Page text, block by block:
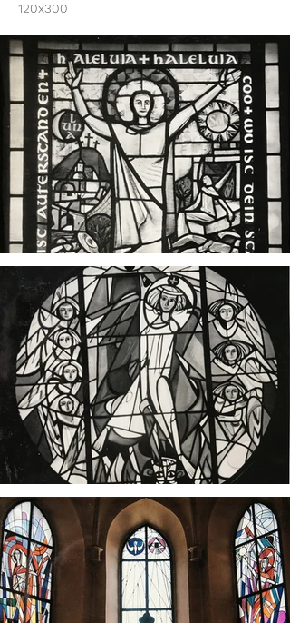
120x300